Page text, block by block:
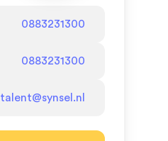
0883231300
0883231300
talent@synsel.nl